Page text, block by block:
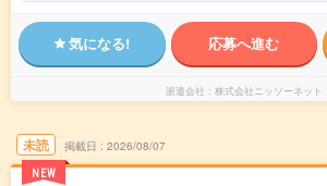
気になる! 応募へ進む
派遣会社 株式会社ニッソーネット
未読
NEW
掲載日 2026/08/07